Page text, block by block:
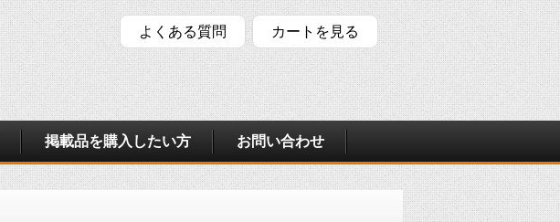
よくある質問 カートを見る
掲載品を購入したい方 お問い合わせ